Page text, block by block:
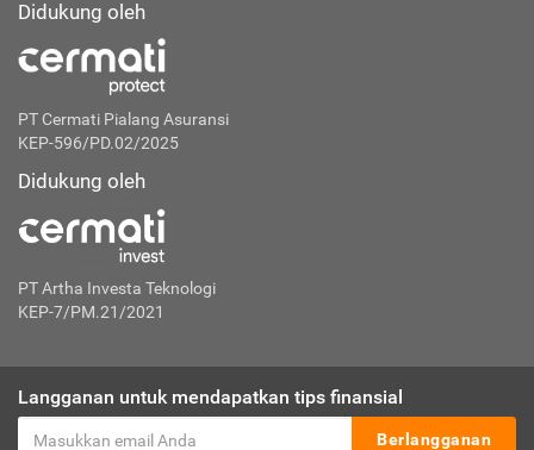
Didukung oleh
PT Cermati Pialang Asuransi
KEP-596/PD.02/2025
Didukung oleh
PT Artha Investa Teknologi
KEP-7/PM.21/2021
Langganan untuk mendapatkan tips finansial
Berlangganan